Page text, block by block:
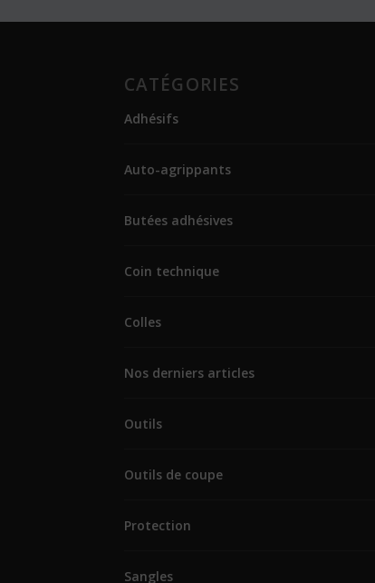
CATÉGORIES
Adhésifs
Auto-agrippants
Butées adhésives
Coin technique
Colles
Nos derniers articles
Outils
Outils de coupe
Protection
Sangles